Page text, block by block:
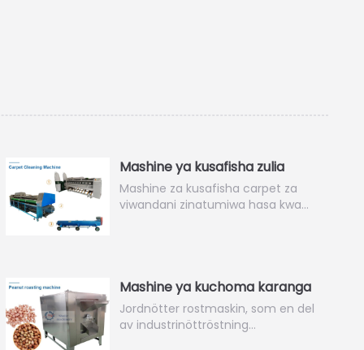
Mashine ya kusafisha zulia
Mashine za kusafisha carpet za
viwandani zinatumiwa hasa kwa…
Mashine ya kuchoma karanga
Jordnötter rostmaskin, som en del
av industrinöttröstning…